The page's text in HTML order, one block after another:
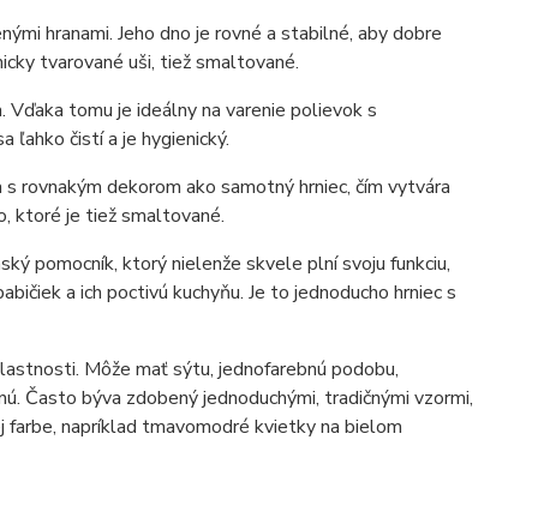
hranami. Jeho dno je rovné a stabilné, aby dobre
tvarované uši, tiež smaltované.
tomu je ideálny na varenie polievok s
ľahko čistí a je hygienický.
rovnakým dekorom ako samotný hrniec, čím vytvára
ktoré je tiež smaltované.
pomocník, ktorý nielenže skvele plní svoju funkciu,
a ich poctivú kuchyňu. Je to jednoducho hrniec s
Môže mať sýtu, jednofarebnú podobu,
Často býva zdobený jednoduchými, tradičnými vzormi,
napríklad tmavomodré kvietky na bielom